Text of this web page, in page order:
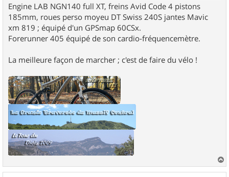
Engine LAB NGN140 full XT, freins Avid Code 4 pistons
185mm, roues perso moyeu DT Swiss 240S jantes Mavic
xm 819 ; équipé d'un GPSmap 60CSx.
Forerunner 405 équipé de son cardio-fréquencemètre.
La meilleure façon de marcher ; c'est de faire du vélo !
a